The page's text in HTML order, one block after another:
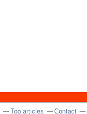
Top articles Contact